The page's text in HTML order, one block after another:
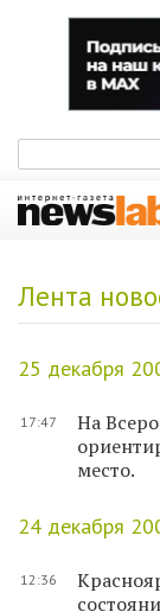
Лента
25 декабря
17:47
На
место.
24 декабря
12:36